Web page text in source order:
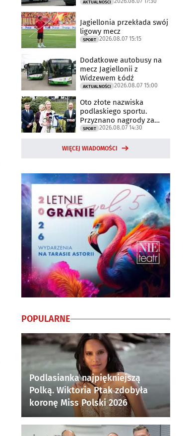
trwają
AKTUALNOŚCI
Jagiellonia przekłada swój
ligowy mecz
SPORT 2026.08.07 15:15
Dodatkowe autobusy na
mecz Jagiellonii z
Widzewem Łódź
AKTUALNOŚCI 2026.08.07 15:00
Oto złote nazwiska
podlaskiego sportu.
Przyznano nagrody za
2025 rok
SPORT 2026.08.07 14:30
WIĘCEJ WIADOMOŚCI
POPULARNE
Podlasianka najpiękniejszą
Polką. Wiktoria Ptak zdobyła
koronę Miss Polski 2026